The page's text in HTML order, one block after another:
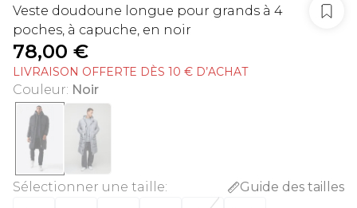
Veste doudoune longue pour grands à 4
poches, à capuche, en noir
78,00 €
LIVRAISON OFFERTE DÈS 10 € D’ACHAT
Couleur: Noir
Sélectionner une taille:
Guide des tailles